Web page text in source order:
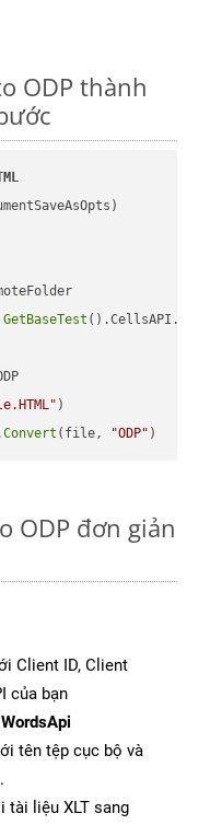
ODP thành
GetBaseTest ().CellsAPI.
)
Convert (file, "ODP"
ODP đơn giản
Client ID, Client
của bạn
tên tệp cục bộ và
tài liệu XLT sang